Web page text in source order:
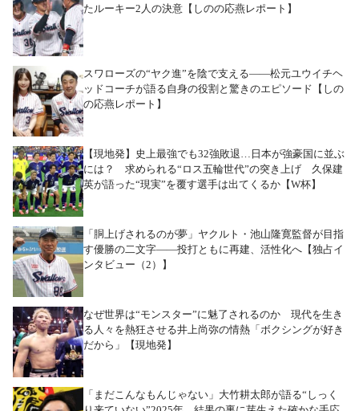
たルーキー2人の決意【しのの応燕レポート】
スワローズの“ヤク進”を陰で支える――松元ユウイチヘ
ッドコーチが語る自身の役割と驚きのエピソード【しの
の応燕レポート】
【現地発】史上最強でも32強敗退…日本が強豪国に並ぶ
には？ 求められる“ロス五輪世代”の突き上げ 久保建
英が語った“現実”を覆す選手は出てくるか【W杯】
「胴上げされるのが夢」ヤクルト・池山隆寛監督が目指
す優勝の二文字――投打ともに再建、活性化へ【独占イ
ンタビュー（2）】
なぜ世界は“モンスター”に魅了されるのか 現代を生き
る人々を熱狂させる井上尚弥の情熱「ボクシングが好き
だから」【現地発】
「まだこんなもんじゃない」大竹耕太郎が語る“しっく